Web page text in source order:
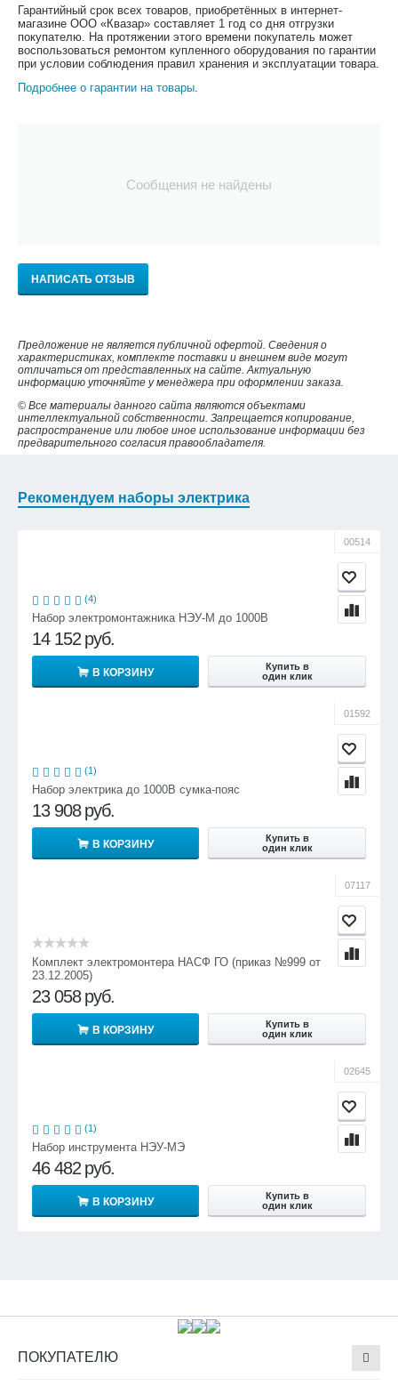
Гарантийный срок всех товаров, приобретённых в интернет-
магазине ООО «Квазар» составляет 1 год со дня отгрузки
покупателю. На протяжении этого времени покупатель может
воспользоваться ремонтом купленного оборудования по гарантии
при условии соблюдения правил хранения и эксплуатации товара.
Подробнее о гарантии на товары.
Сообщения не найдены
НАПИСАТЬ ОТЗЫВ
Предложение не является публичной офертой. Сведения о
характеристиках, комплекте поставки и внешнем виде могут
отличаться от представленных на сайте. Актуальную
информацию уточняйте у менеджера при оформлении заказа.
© Все материалы данного сайта являются объектами
интеллектуальной собственности. Запрещается копирование,
распространение или любое иное использование информации без
предварительного согласия правообладателя.
Рекомендуем наборы электрика
00514
(4)
Набор электромонтажника НЭУ-М до 1000В
14 152 руб.
В КОРЗИНУ
Купить в
один клик
01592
(1)
Набор электрика до 1000В сумка-пояс
13 908 руб.
В КОРЗИНУ
Купить в
один клик
07117
Комплект электромонтера НАСФ ГО (приказ №999 от
23.12.2005)
23 058 руб.
В КОРЗИНУ
Купить в
один клик
02645
(1)
Набор инструмента НЭУ-МЭ
46 482 руб.
В КОРЗИНУ
Купить в
один клик
ПОКУПАТЕЛЮ